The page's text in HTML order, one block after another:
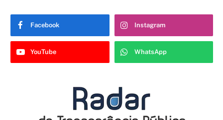
Facebook Instagram
YouTube WhatsApp